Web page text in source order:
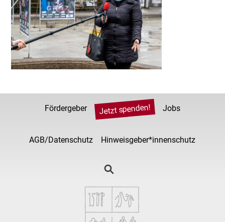
Fördergeber Jetzt spenden! Jobs
AGB/Datenschutz Hinweisgeber*innenschutz